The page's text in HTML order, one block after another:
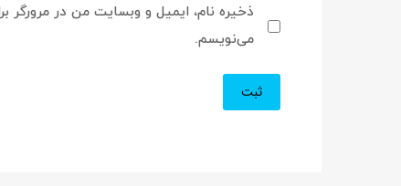
ذخیره نام، ایمیل و وبسایت من در مرورگر
می‌نویسم.